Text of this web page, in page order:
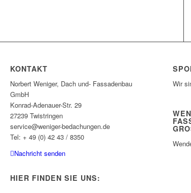
KONTAKT
Norbert Weniger, Dach und- Fassadenbau
GmbH
Konrad-Adenauer-Str. 29
27239 Twistringen
service@weniger-bedachungen.de
Tel: + 49 (0) 42 43 / 8350
Nachricht senden
HIER FINDEN SIE UNS:
Wir